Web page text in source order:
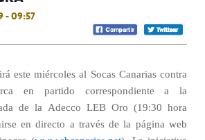
- 09:57
este miércoles al Socas Canarias contra
en partido correspondiente a la
de la Adecco LEB Oro (19:30 hora
en directo a través de la página web